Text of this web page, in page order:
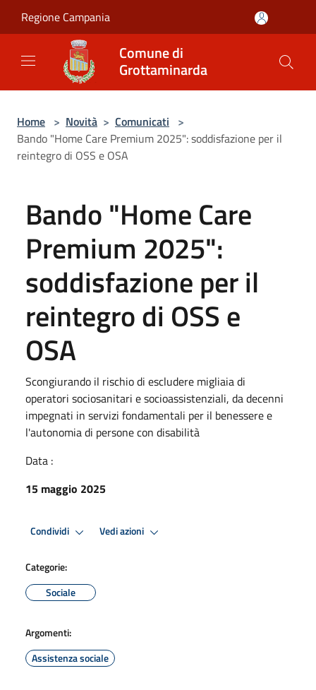
Regione Campania
Comune di
Grottaminarda
Home > Novità > Comunicati >
Bando "Home Care Premium 2025": soddisfazione per il
reintegro di OSS e OSA
Bando "Home Care
Premium 2025":
soddisfazione per il
reintegro di OSS e
OSA
Scongiurando il rischio di escludere migliaia di
operatori sociosanitari e socioassistenziali, da decenni
impegnati in servizi fondamentali per il benessere e
l'autonomia di persone con disabilità
Data :
15 maggio 2025
Condividi Vedi azioni
Categorie:
Sociale
Argomenti:
Assistenza sociale